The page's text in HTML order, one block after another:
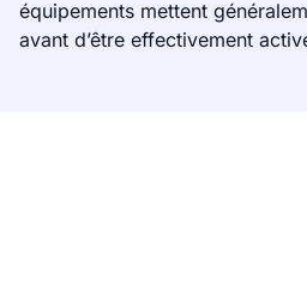
équipements mettent
avant d’être effectivement